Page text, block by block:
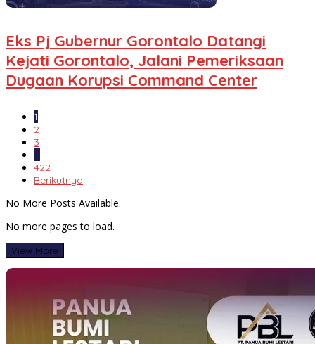
Eks Pj Gubernur Gorontalo Datangi
Kejati Gorontalo, Jalani Pemeriksaan
Dugaan Korupsi Command Center
1
2
3
…
422
Berikutnya
No More Posts Available.
No more pages to load.
View More